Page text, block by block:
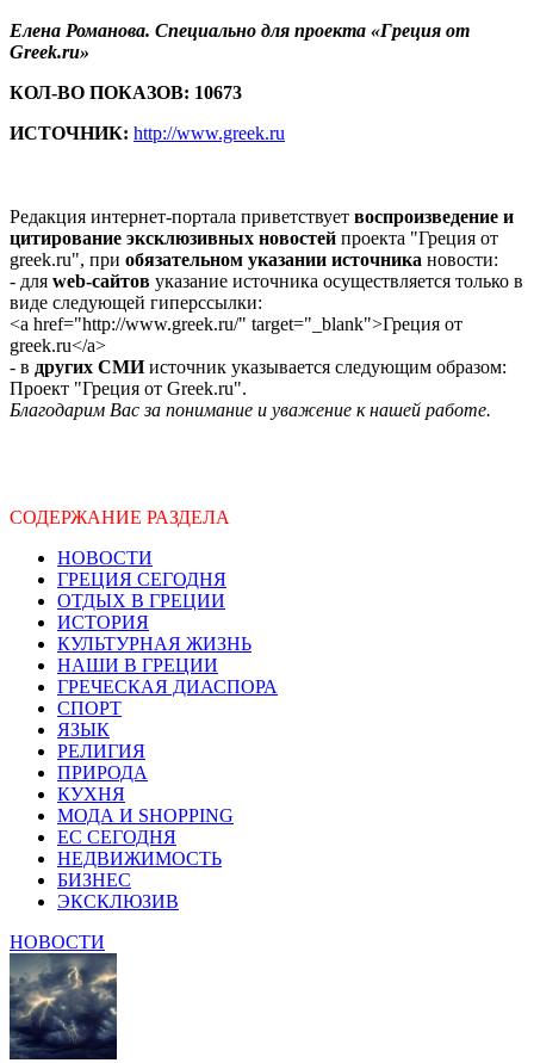
Елена Романова. Специально для проекта «Греция от
Greek.ru»
КОЛ-ВО ПОКАЗОВ: 10673
ИСТОЧНИК: http://www.greek.ru
Редакция интернет-портала приветствует воспроизведение и
цитирование эксклюзивных новостей проекта "Греция от
greek.ru", при обязательном указании источника новости:
- для web-сайтов указание источника осуществляется только в
виде следующей гиперссылки:
<a href="http://www.greek.ru/" target="_blank">Греция от
greek.ru</a>
- в других СМИисточник указывается следующим образом:
Проект "Греция от Greek.ru".
Благодарим Вас за понимание и уважение к нашей работе.
СОДЕРЖАНИЕ РАЗДЕЛА
НОВОСТИ
ГРЕЦИЯ СЕГОДНЯ
ОТДЫХ В ГРЕЦИИ
ИСТОРИЯ
КУЛЬТУРНАЯ ЖИЗНЬ
НАШИ В ГРЕЦИИ
ГРЕЧЕСКАЯ ДИАСПОРА
СПОРТ
ЯЗЫК
РЕЛИГИЯ
ПРИРОДА
КУХНЯ
МОДА И SHOPPING
ЕС СЕГОДНЯ
НЕДВИЖИМОСТЬ
БИЗНЕС
ЭКСКЛЮЗИВ
НОВОСТИ